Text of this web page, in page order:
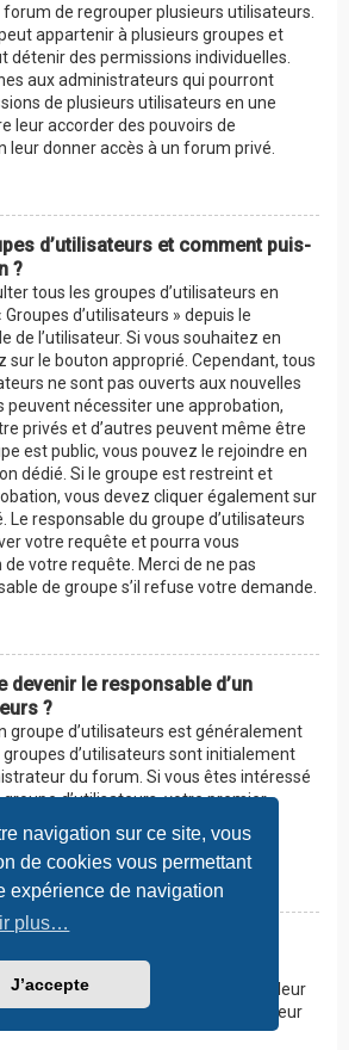
navigation sur ce site, vous
de cookies vous permettant
expérience de navigation
plus…
J’accepte
de regrouper plusieurs utilisateurs.
appartenir à plusieurs groupes et
détenir des permissions individuelles.
aux administrateurs qui pourront
de plusieurs utilisateurs en une
leur accorder des pouvoirs de
leur donner accès à un forum privé.
d’utilisateurs et comment puis-
?
tous les groupes d’utilisateurs en
d’utilisateurs » depuis le
de l’utilisateur. Si vous souhaitez en
sur le bouton approprié. Cependant, tous
ne sont pas ouverts aux nouvelles
peuvent nécessiter une approbation,
privés et d’autres peuvent même être
est public, vous pouvez le rejoindre en
dédié. Si le groupe est restreint et
vous devez cliquer également sur
Le responsable du groupe d’utilisateurs
votre requête et pourra vous
votre requête. Merci de ne pas
de groupe s’il refuse votre demande.
devenir le responsable d’un
?
groupe d’utilisateurs est généralement
d’utilisateurs sont initialement
du forum. Si vous êtes intéressé
groupe d’utilisateurs, votre premier
un administrateur. Essayez de le
un message privé.
une couleur différente ?
du forum peuvent assigner une couleur
groupe d’utilisateurs afin de faciliter leur